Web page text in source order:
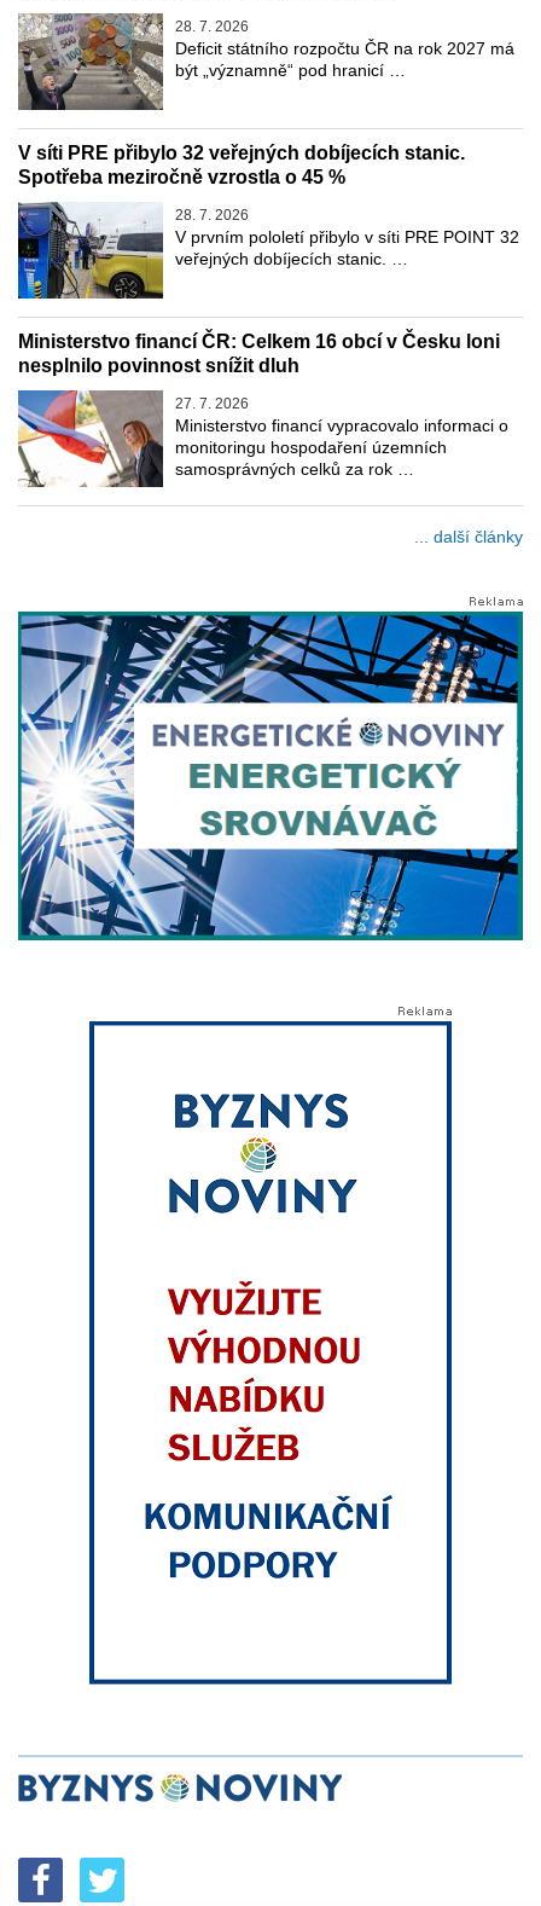
28. 7. 2026
Deficit státního rozpočtu ČR na rok 2027 má
být „významně“ pod hranicí …
V síti PRE přibylo 32 veřejných dobíjecích stanic.
Spotřeba meziročně vzrostla o 45 %
28. 7. 2026
V prvním pololetí přibylo v síti PRE POINT 32
veřejných dobíjecích stanic. …
Ministerstvo financí ČR: Celkem 16 obcí v Česku loni
nesplnilo povinnost snížit dluh
27. 7. 2026
Ministerstvo financí vypracovalo informaci o
monitoringu hospodaření územních
samosprávných celků za rok …
... další články